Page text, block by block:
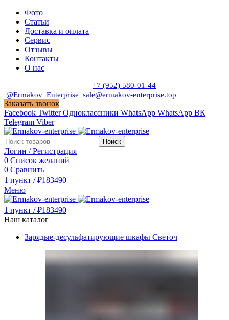
Фото
Статьи
Доставка и оплата
Сервис
Отзывы
Контакты
О нас
+7 (952) 580-01-44
@Ermakov_Enterprise sale@ermakov-enterprise.top
Заказать звонок
Facebook Twitter Одноклассники WhatsApp WhatsApp ВК
Telegram Viber
Поиск
Логин / Регистрация
0 Список желаний
0 Сравнить
1 пункт / ₽183490
Меню
1 пункт / ₽183490
Наш каталог
Зарядые-десульфатирующие шкафы Светоч